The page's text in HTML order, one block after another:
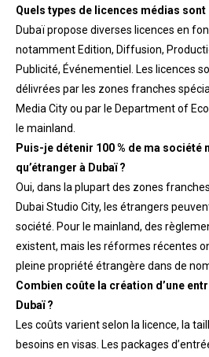
Quels types de licences médias sont
Dubaï propose diverses licences en
notamment Edition, Diffusion,
Publicité, Événementiel. Les licences
délivrées par les zones franches
Media City ou par le Department of
le mainland.
Puis-je détenir 100 % de ma société
qu’étranger à Dubaï ?
Oui, dans la plupart des zones
Dubai Studio City, les étrangers
société. Pour le mainland, des
existent, mais les réformes récentes
pleine propriété étrangère dans de
Combien coûte la création d’une
Dubaï ?
Les coûts varient selon la licence, la
besoins en visas. Les packages